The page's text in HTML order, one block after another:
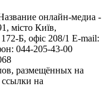
онлайн-медиа -
місто Київ,
Б, офіс 208/1 E-mail:
044-205-43-00
размещённых на
ссылки на